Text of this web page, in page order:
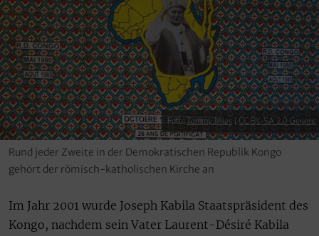
Foto: Tommy Miles CC BY-SA 2.0 Generic
Rund jeder Zweite in der Demokratischen Republik Kongo
gehört der römisch-katholischen Kirche an
Im Jahr 2001 wurde Joseph Kabila Staatspräsident des
Kongo, nachdem sein Vater Laurent-Désiré Kabila